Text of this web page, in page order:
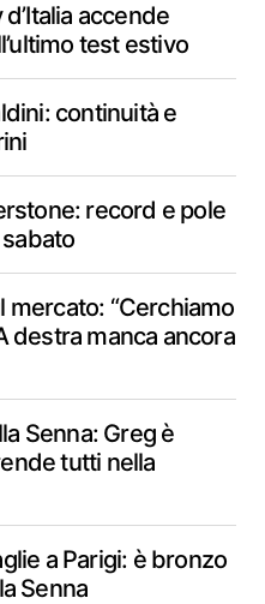
accende
test estivo
continuità e
record e pole
mercato: “Cerchiamo
destra manca ancora
Senna: Greg è
tutti nella
a Parigi: è bronzo
Senna